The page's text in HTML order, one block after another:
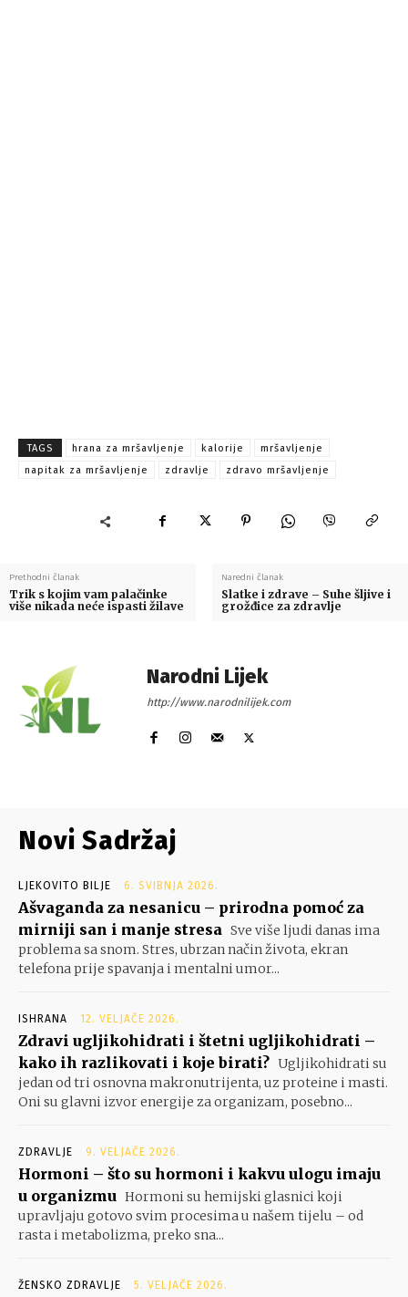
TAGS hrana za mršavljenje kalorije
mršavljenje
napitak za mršavljenje
zdravlje zdravo mršavljenje
Prethodni članak
Trik s kojim vam palačinke
više nikada neće ispasti žilave
Naredni članak
Slatke i zdrave – Suhe šljive i
grožđice za zdravlje
Narodni Lijek
http://www.narodnilijek.com
Novi Sadržaj
LJEKOVITO BILJE 6. SVIBNJA 2026.
Ašvaganda za nesanicu – prirodna pomoć za
mirniji san i manje stresa Sve više ljudi danas ima
problema sa snom. Stres, ubrzan način života, ekran
telefona prije spavanja i mentalni umor...
ISHRANA 12. VELJAČE 2026.
Zdravi ugljikohidrati i štetni ugljikohidrati –
kako ih razlikovati i koje birati? Ugljikohidrati su
jedan od tri osnovna makronutrijenta, uz proteine i masti.
Oni su glavni izvor energije za organizam, posebno...
ZDRAVLJE 9. VELJAČE 2026.
Hormoni – što su hormoni i kakvu ulogu imaju
u organizmu Hormoni su hemijski glasnici koji
upravljaju gotovo svim procesima u našem tijelu – od
rasta i metabolizma, preko sna...
ŽENSKO ZDRAVLJE 5. VELJAČE 2026.